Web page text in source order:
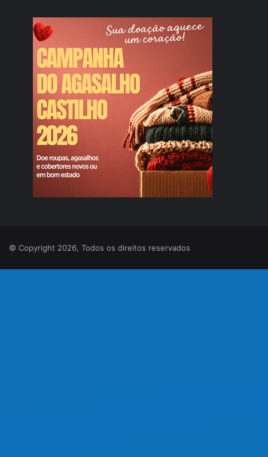
© Copyright 2026, Todos os direitos reservados